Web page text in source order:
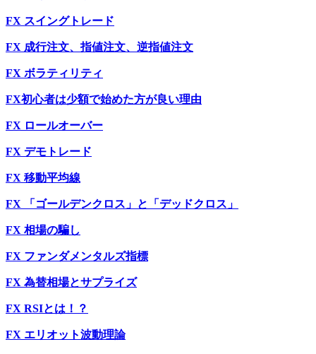
FX スイングトレード
FX 成行注文、指値注文、逆指値注文
FX ボラティリティ
FX初心者は少額で始めた方が良い理由
FX ロールオーバー
FX デモトレード
FX 移動平均線
FX 「ゴールデンクロス」と「デッドクロス」
FX 相場の騙し
FX ファンダメンタルズ指標
FX 為替相場とサプライズ
FX RSIとは！？
FX エリオット波動理論